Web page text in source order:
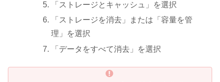
「ストレージとキャッシュ」を選択
「ストレージを消去」または「容量を管
理」を選択
「データをすべて消去」を選択